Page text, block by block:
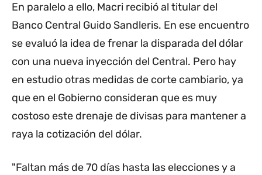
En paralelo a ello, Macri recibió al titular del
Banco Central Guido Sandleris. En ese encuentro
se evaluó la idea de frenar la disparada del dólar
con una nueva inyección del Central. Pero hay
en estudio otras medidas de corte cambiario, ya
que en el Gobierno consideran que es muy
costoso este drenaje de divisas para mantener a
raya la cotización del dólar.
"Faltan más de 70 días hasta las elecciones y a